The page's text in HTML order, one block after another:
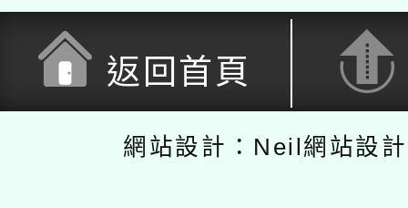
返回首頁
網站設計：Neil網站設